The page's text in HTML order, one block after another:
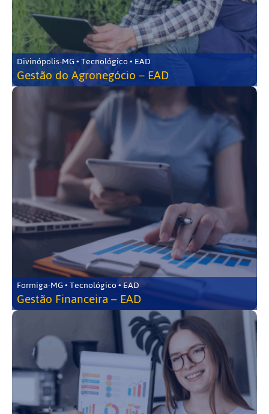
Divinópolis-MG • Tecnológico • EAD
Gestão do Agronegócio – EAD
Formiga-MG • Tecnológico • EAD
Gestão Financeira – EAD